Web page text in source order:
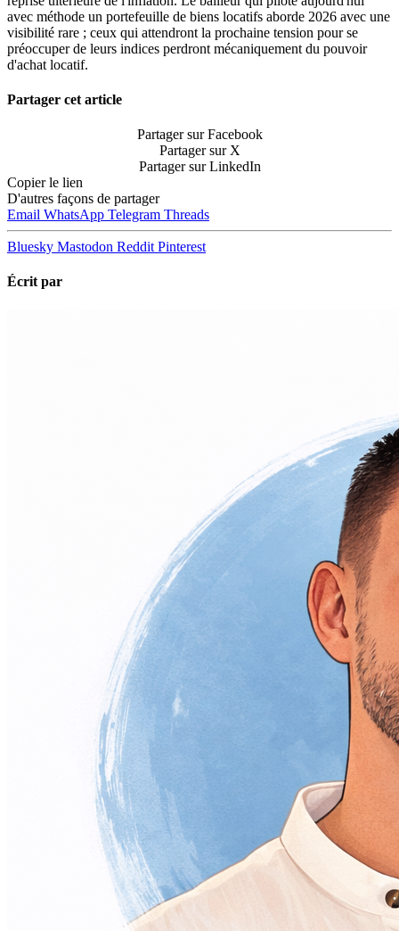
avec méthode un portefeuille de biens locatifs aborde 2026 avec une
visibilité rare ; ceux qui attendront la prochaine tension pour se
préoccuper de leurs indices perdront mécaniquement du pouvoir
d'achat locatif.
Partager cet article
Partager sur Facebook
Partager sur X
Partager sur LinkedIn
Copier le lien
D'autres façons de partager
Email WhatsApp Telegram Threads
Bluesky Mastodon Reddit Pinterest
Écrit par